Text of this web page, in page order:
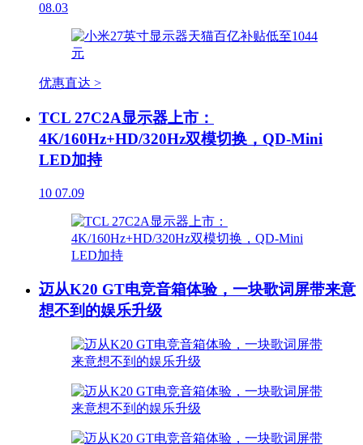
08.03
优惠直达 >
TCL 27C2A显示器上市：
4K/160Hz+HD/320Hz双模切换，QD-Mini
LED加持
10 07.09
迈从K20 GT电竞音箱体验，一块歌词屏带来意
想不到的娱乐升级